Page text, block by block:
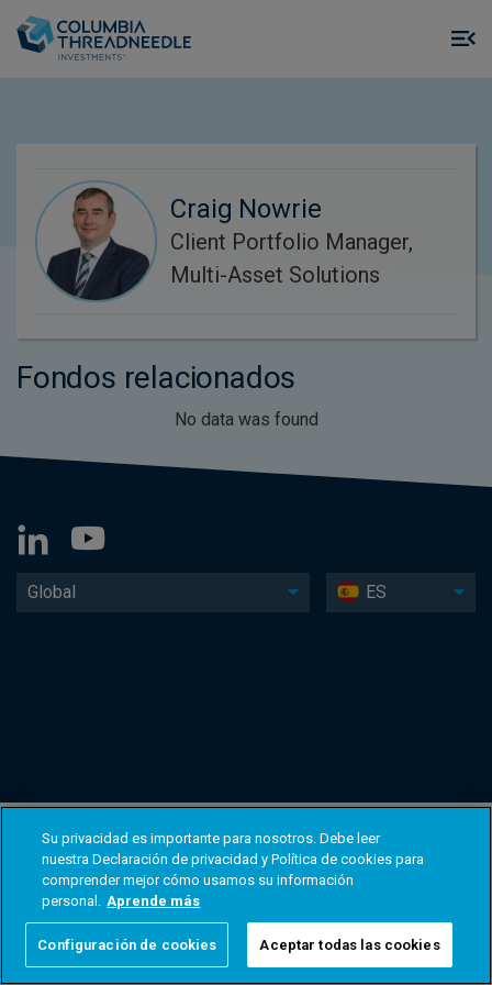
Craig Nowrie
Client Portfolio Manager,
Multi-Asset Solutions
Fondos relacionados
No data was found
Global ES
Su privacidad es importante para nosotros. Debe leer
nuestra Declaración de privacidad y Política de cookies para
comprender mejor cómo usamos su información
personal. Aprende más
Configuración de cookies Aceptar todas las cookies